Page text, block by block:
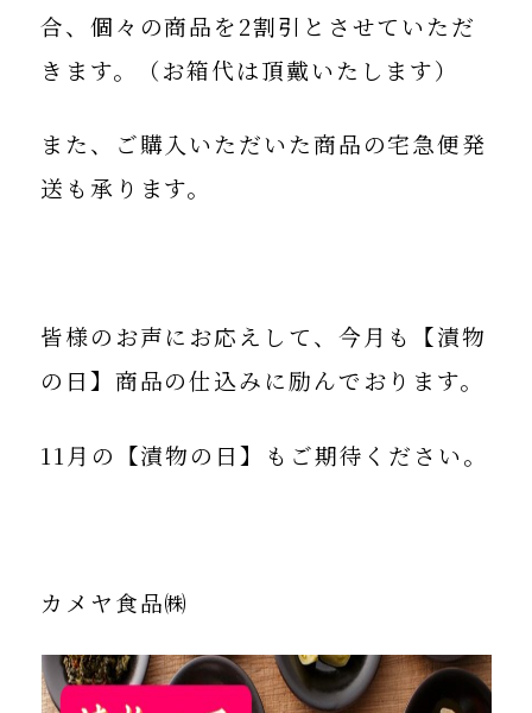
合、個々の商品を2割引とさせていただ
きます。（お箱代は頂戴いたします）
また、ご購入いただいた商品の宅急便発
送も承ります。
皆様のお声にお応えして、今月も【漬物
の日】商品の仕込みに励んでおります。
11月の【漬物の日】もご期待ください。
カメヤ食品㈱